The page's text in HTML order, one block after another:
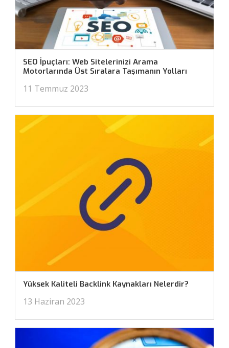
SEO İpuçları: Web Sitelerinizi Arama
Motorlarında Üst Sıralara Taşımanın Yolları
11 Temmuz 2023
Yüksek Kaliteli Backlink Kaynakları Nelerdir?
13 Haziran 2023